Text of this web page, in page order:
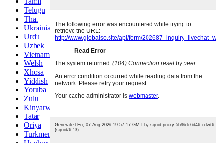
Telugu
Thai
Ukrainian
Urdu
Uzbek
Vietnamese
Welsh
Xhosa
Yiddish
Yoruba
Zulu
Kinyarwanda
Tatar
Oriya
Turkmen